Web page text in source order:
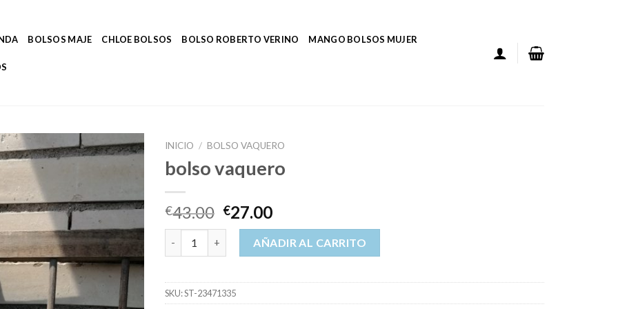
BOLSOS MAJE CHLOE BOLSOS BOLSO ROBERTO VERINO MANGO BOLSOS MUJER
INICIO / BOLSO VAQUERO
bolso vaquero
€43.00 €27.00
bolso vaquero cantidadAÑADIR AL CARRITO
SKU:ST-23471335